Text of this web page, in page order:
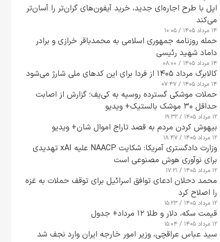
اپل با طرح اجاره‌ای جدید، خرید آیفون‌های گران‌تر را آسان‌تر
می‌کند
۱۴ مرداد ۱۴۰۵ / ۱۰:۰۵
حمله روزنامه جمهوری اسلامی به محمدباقر خرازی و برادر
داماد شهید رئیسی
۱۴ مرداد ۱۴۰۵ / ۰۸:۰۰
کالابرگ مرداد ۱۴۰۵ از فردا برای این کدهای ملی شارژ می‌شود
۱۴ مرداد ۱۴۰۵ / ۰۷:۴۷
حملات موشکی گسترده روسیه به کی‌یف؛ گزارش از اصابت
حداقل ۳۰ موشک بالستیک+ ویدیو
۱۲ مرداد ۱۴۰۵ / ۱۹:۳۲
بیهوش کردن مردم به قصد تاراج اموال شان+ ویدیو
۱۲ مرداد ۱۴۰۵ / ۱۸:۴۷
وزارت دادگستری آمریکا: شکایت NAACP علیه xAI تهدیدی
برای نوآوری هوش مصنوعی است
۱۲ مرداد ۱۴۰۵ / ۱۷:۲۱
محمد دحلان ادعای توافق اسرائیل برای توقف حملات به غزه
را اصلاح کرد
۱۲ مرداد ۱۴۰۵ / ۱۵:۲۳
قیمت سکه، دلار و طلا ۱۲ مرداد+ جدول
۱۲ مرداد ۱۴۰۵ / ۱۵:۰۴
سید عباس عراقچی، وزیر امور خارجه ایران وارد نجف شد